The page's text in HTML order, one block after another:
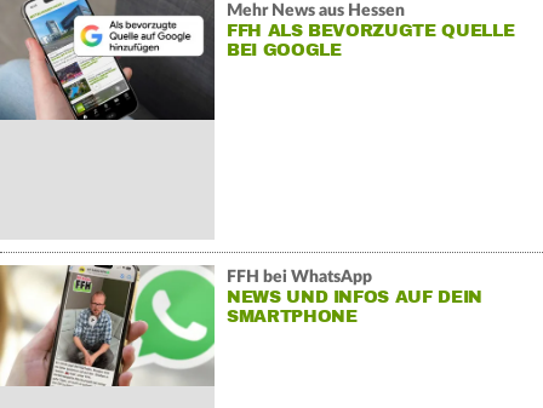
Mehr News aus Hessen
FFH ALS BEVORZUGTE QUELLE
BEI GOOGLE
FFH bei WhatsApp
NEWS UND INFOS AUF DEIN
SMARTPHONE